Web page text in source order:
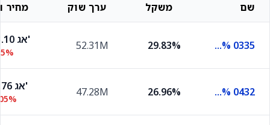
שם משקל ערך שוק מחיר
Ilgov 4% 0335
29.83%
52.31M 103.10 אג'
Ilgov 1.3% 0432
26.96%
47.28M 88.76 אג'